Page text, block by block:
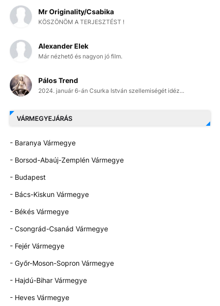
Mr Originality/Csabika
KÖSZÖNÖM A TERJESZTÉST !
Alexander Elek
Már nézhető és nagyon jó film.
Pálos Trend
2024. január 6-án Csurka István szellemiségét idéz...
VÁRMEGYEJÁRÁS
- Baranya Vármegye
- Borsod-Abaúj-Zemplén Vármegye
- Budapest
- Bács-Kiskun Vármegye
- Békés Vármegye
- Csongrád-Csanád Vármegye
- Fejér Vármegye
- Győr-Moson-Sopron Vármegye
- Hajdú-Bihar Vármegye
- Heves Vármegye